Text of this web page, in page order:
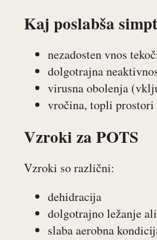
Kaj poslabša
nezadosten vnos
dolgotrajna
virusna obolenja
vročina, topli
Vzroki za POTS
Vzroki so različni:
dehidracija
dolgotrajno ležanje
slaba aerobna